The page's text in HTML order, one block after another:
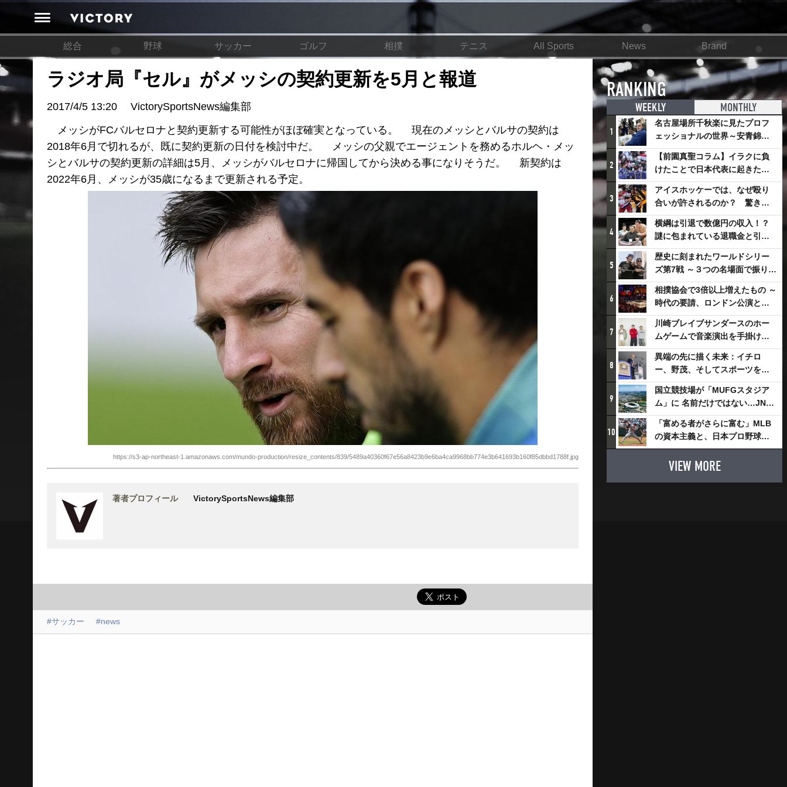
総合 野球 サッカー ゴルフ 相撲 テニス All Sports News Brand
ラジオ局『セル』がメッシの契約更新を5月と報道
2017/4/5 13:20
VictorySportsNews編集部
メッシがFCバルセロナと契約更新する可能性がほぼ確実となっている。 現在のメッシとバルサの契約は
2018年6月で切れるが、既に契約更新の日付を検討中だ。 メッシの父親でエージェントを務めるホルヘ・メッ
シとバルサの契約更新の詳細は5月、メッシがバルセロナに帰国してから決める事になりそうだ。 新契約は
2022年6月、メッシが35歳になるまで更新される予定。
https://s3-ap-northeast-1.amazonaws.com/mundo-production/resize_contents/839/5489a40360f67e56a8423b9e6ba4ca9968bb774e3b641693b160f85dbbd1788f.jpg
著者プロフィール VictorySportsNews編集部
#サッカー #news
RANKING
WEEKLY MONTHLY
1
名古屋場所千秋楽に見たプロフ
ェッショナルの世界～安青錦の
優勝を巡るさまざまなドラマ
2
【前園真聖コラム】イラクに負
けたことで日本代表に起きたプ
ラスとは
3
アイスホッケーでは、なぜ殴り
合いが許されるのか？ 驚きの
「ファイティング」ルールにつ
いて
4
横綱は引退で数億円の収入！？
謎に包まれている退職金と引退
相撲興行
5
歴史に刻まれたワールドシリー
ズ第7戦 ～３つの名場面で振り返
る～
6
相撲協会で3倍以上増えたもの ～
時代の要請、ロンドン公演と古
式大相撲
7
川崎ブレイブサンダースのホー
ムゲームで音楽演出を手掛ける
スチャダラパーが川崎新！アリ
ーナシティ・プロジェクトを語
る 「楽しみでしかないでしょ。
川崎は、ずっと成長曲線だか
ら」
8
異端の先に描く未来：イチロ
ー、野茂、そしてスポーツを支
える科学界の挑戦
9
国立競技場が「MUFGスタジア
ム」に 名前だけではない…JNSE
とMUFGが“共創”し描く地域活
性化・社会価値創造の近未来図
とは
10
「富める者がさらに富む」MLB
の資本主義と、日本プロ野球が
踏み出せない一歩
VIEW MORE